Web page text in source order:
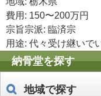
費用: 150〜200万円
宗旨宗派: 臨済宗
用途: 代々受け継いで
納骨堂を探す
地域で探す